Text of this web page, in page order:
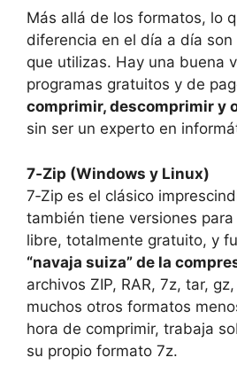
Más allá de los formatos, lo
diferencia en el día a día
que utilizas. Hay una buena
programas gratuitos y de
comprimir, descomprimir y
sin ser un experto en
7‑Zip (Windows y Linux)
7‑Zip es el clásico
también tiene versiones
libre, totalmente gratuito, y
“navaja suiza” de la
archivos ZIP, RAR, 7z, tar,
muchos otros formatos
hora de comprimir, trabaja
su propio formato 7z.